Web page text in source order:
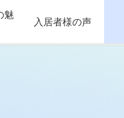
魅
入居者様の声